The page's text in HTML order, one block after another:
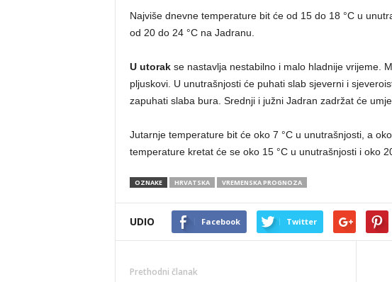
Najviše dnevne temperature bit će od 15 do 18 °C u
od 20 do 24 °C na Jadranu.
U utorakse nastavlja nestabilno i malo hladnije vrijeme.
pljuskovi. U unutrašnjosti će puhati slab sjeverni i
zapuhati slaba bura. Srednji i južni Jadran zadržat će
Jutarnje temperature bit će oko 7 °C u unutrašnjosti, a
temperature kretat će se oko 15 °C u unutrašnjosti i oko
OZNAKE HRVATSKA VREMENSKA PROGNOZA
UDIO Facebook Twitter
Prethodni članak